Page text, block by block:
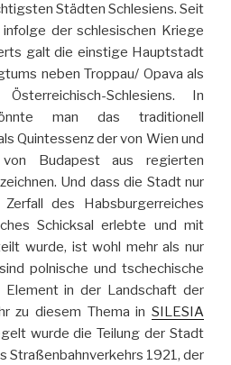
Städten Schlesiens. Seit
der schlesischen Kriege
galt die einstige Hauptstadt
neben Troppau/ Opava als
Schlesiens. In
man das traditionell
Quintessenz der von Wien und
Budapest aus regierten
Und dass die Stadt nur
des Habsburgerreiches
Schicksal erlebte und mit
wurde, ist wohl mehr als nur
polnische und tschechische
in der Landschaft der
zu diesem Thema in SILESIA
wurde die Teilung der Stadt
Straßenbahnverkehrs 1921, der